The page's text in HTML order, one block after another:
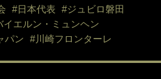
#日本代表
#ジュビロ磐田
イエルン・ミュンヘン
パン
#川崎フロンターレ